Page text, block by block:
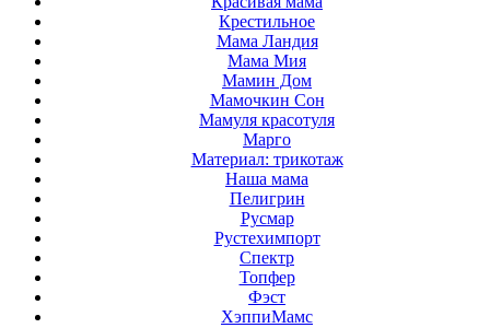
Крестильное
Мама Ландия
Мама Мия
Мамин Дом
Мамочкин Сон
Мамуля красотуля
Марго
Материал: трикотаж
Наша мама
Пелигрин
Русмар
Рустехимпорт
Спектр
Топфер
Фэст
ХэппиМамс